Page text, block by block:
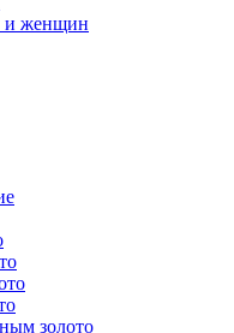
и женщин
золото